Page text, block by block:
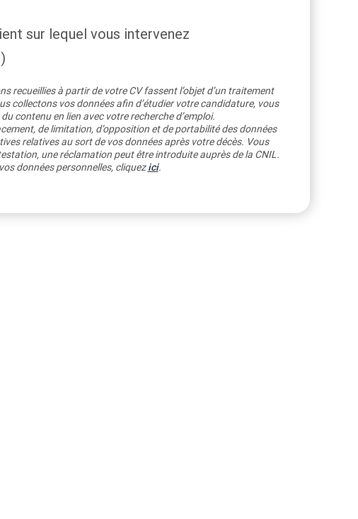
sur lequel vous intervenez
recueillies à partir de votre CV fassent l’objet d’un traitement
collectons vos données afin d’étudier votre candidature, vous
contenu en lien avec votre recherche d’emploi.
de limitation, d’opposition et de portabilité des données
relatives au sort de vos données après votre décès. Vous
une réclamation peut être introduite auprès de la CNIL.
données personnelles, cliquezici.